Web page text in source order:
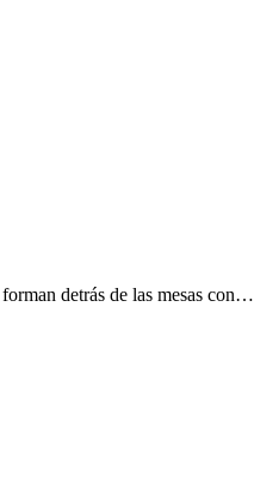
detrás de las mesas con…